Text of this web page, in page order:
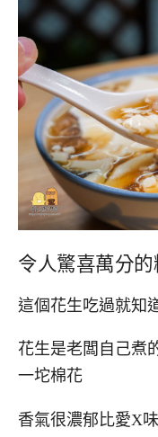
令人驚喜萬分
這個花生吃過就知
花生是老闆自己煮
一坨棉花
香氣很濃郁比愛X